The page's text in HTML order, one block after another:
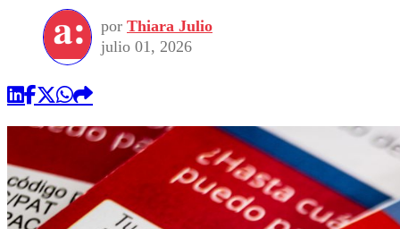
por Thiara Julio
julio 01, 2026